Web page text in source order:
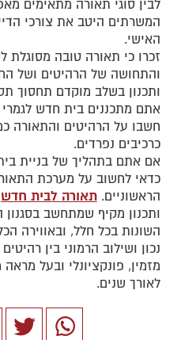
לבין סוגי תאורה מתאימים
המשרתים היטב את צורכי
האישי.
זכרו כי תאורה טובה מסוגלת
והתחושה של הרהיטים ושל
ותכנון בשלב מוקדם תחסוך
אתם מתכננים בית חדש
חשבו על הרהיטים והתאורה
כרכיבים נפרדים.
אם אתם בתהליך של בניית
כדאי לחשוב על מערכת
הראשוניים.תאורה לבית חדש
ותכנון מקיף שמתחשב בסגנון
השונות בכל חלל, ובאווירה
נכון ושילוב הרמוני בין
מזמין, פונקציונלי ובעל
לאורך שנים.